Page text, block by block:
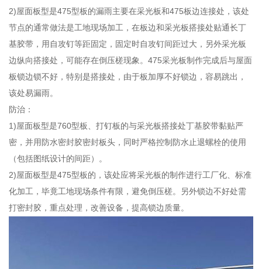
2)屋面板型是475型板的漏雨主要在采光板和475板边连接处，该处
节点的通常做法是工地现场加工，在板边和采光板搭接处贴通长丁
基胶带，用自攻钉等距固定，固定时自攻钉间距过大，另外采光板
边纵向搭接处，可能存在倒压槎现象。475采光板制作完成后与屋面
板锁边锁不好，特别是搭接处，由于板加厚不好锁边，容易跳出，
该处易漏雨。
防治：
1)屋面板型是760型板、打钉板的与采光板搭接处丁基胶带黏贴严
密，并用防水密封胶密封板头，同时严格控制防水止退螺栓的使用
（包括图纸设计的间距）。
2)屋面板型是475型板的，该处应将采光板的制作进行工厂化、标准
化加工，毕竟工地现场条件有限，避免倒压槎。另外锁边不好处需
打密封胶，重点处理，改善设备，提高锁边质量。